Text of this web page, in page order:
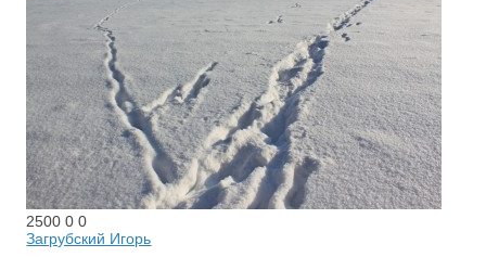
250000
Загрубский Игорь